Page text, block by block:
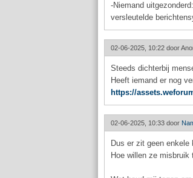
-Niemand
versleutelde
02-06-2025, 10:22 door
Steeds dichterbij
Heeft iemand er nog
https://
02-06-2025, 10:33 door
Dus er zit geen
Hoe willen ze misbruik